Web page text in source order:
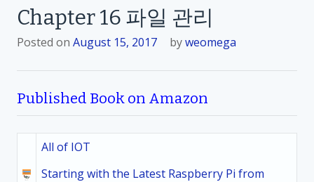
Chapter 16 파일 관리
Posted on August 15, 2017 byweomega
Published Book on Amazon
All of IOT
Starting with the Latest Raspberry Pi from